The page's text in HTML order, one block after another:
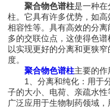
聚合物色谱柱是一种在
柱。它具有许多优势，如
相容性等。具有高效的分
多的交联位点，这使得色
以实现更好的分离和更狭
度。
聚合物色谱柱主要的作
1、分离和纯化：用于分
子的大小、电荷、亲疏水性
广泛应用于生物制药领域